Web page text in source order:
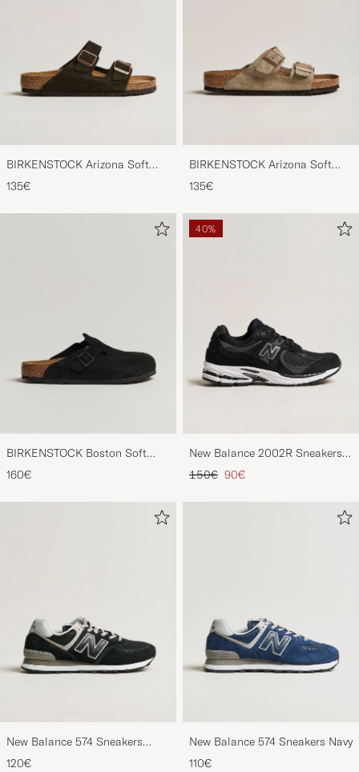
BIRKENSTOCK Arizona Soft
Footbed Mocca Suede
135€
BIRKENSTOCK Arizona Soft
Footbed Taupe Suede
135€
BIRKENSTOCK Boston Soft
Footbed Black Suede
160€
40%
New Balance 2002R Sneakers
Black
Regulärer Preis
150€ Reduzierter Preis
90€
New Balance 574 Sneakers
Black
120€
New Balance 574 Sneakers Navy
110€